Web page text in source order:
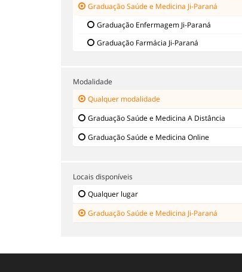
Graduação Saúde e Medicina Ji-Paraná
Graduação Enfermagem Ji-Paraná
Graduação Farmácia Ji-Paraná
Modalidade
Qualquer modalidade
Graduação Saúde e Medicina A Distância
Graduação Saúde e Medicina Online
Locais disponíveis
Qualquer lugar
Graduação Saúde e Medicina Ji-Paraná